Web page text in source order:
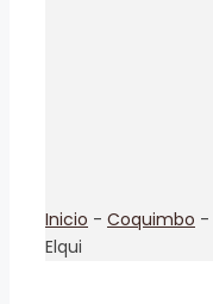
Inicio - Coquimbo -
Elqui